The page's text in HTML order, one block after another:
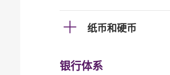
纸币和硬币
银行体系